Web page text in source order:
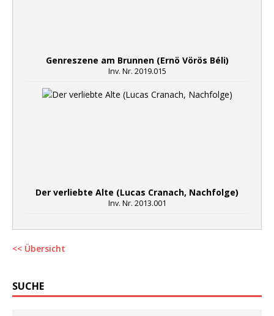
Genreszene am Brunnen (Ernö Vörös Béli)
Inv. Nr. 2019.015
Der verliebte Alte (Lucas Cranach, Nachfolge)
Inv. Nr. 2013.001
<< Übersicht
SUCHE